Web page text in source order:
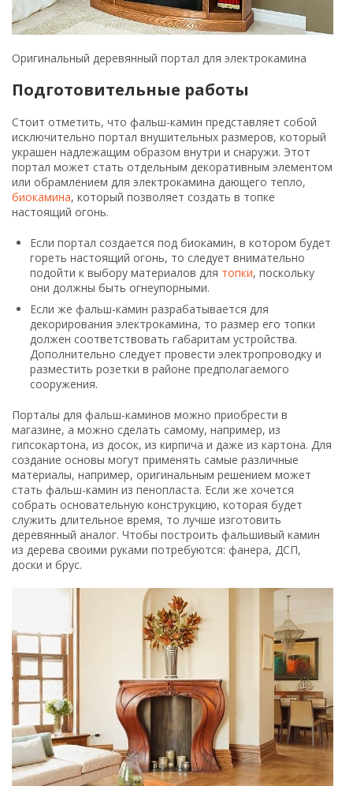
Оригинальный деревянный портал для электрокамина
Подготовительные работы
Стоит отметить, что фальш-камин представляет собой
исключительно портал внушительных размеров, который
украшен надлежащим образом внутри и снаружи. Этот
портал может стать отдельным декоративным элементом
или обрамлением для электрокамина дающего тепло,
биокамина, который позволяет создать в топке
настоящий огонь.
Если портал создается под биокамин, в котором будет
гореть настоящий огонь, то следует внимательно
подойти к выбору материалов для топки, поскольку
они должны быть огнеупорными.
Если же фальш-камин разрабатывается для
декорирования электрокамина, то размер его топки
должен соответствовать габаритам устройства.
Дополнительно следует провести электропроводку и
разместить розетки в районе предполагаемого
сооружения.
Порталы для фальш-каминов можно приобрести в
магазине, а можно сделать самому, например, из
гипсокартона, из досок, из кирпича и даже из картона. Для
создание основы могут применять самые различные
материалы, например, оригинальным решением может
стать фальш-камин из пенопласта. Если же хочется
собрать основательную конструкцию, которая будет
служить длительное время, то лучше изготовить
деревянный аналог. Чтобы построить фальшивый камин
из дерева своими руками потребуются: фанера, ДСП,
доски и брус.